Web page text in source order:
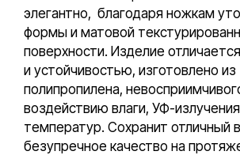
элегантно, благодаря ножкам
формы и матовой
поверхности. Изделие
и устойчивостью, изготовлено из
полипропилена,
воздействию влаги, УФ-
температур. Сохранит отличный
безупречное качество на